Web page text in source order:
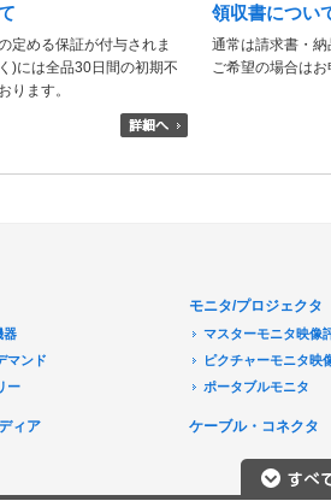
定める保証が付与されま
)には全品30日間の初期不
ります。
領収書につい
通常は請求書・
ご希望の場合は
器
マンド
ー
ルレコーダ
モニタ/プロジェクタ
マスターモニタ映像
ピクチャーモニタ映
ポータブルモニタ
プロジェクタ
プロジェクタアクセ
ィア ケーブル・コネクタ